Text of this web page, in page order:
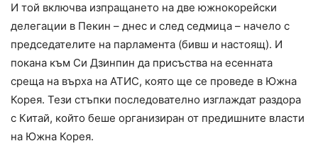
И той включва изпращането на две южнокорейски
делегации в Пекин – днес и след седмица – начело с
председателите на парламента (бивш и настоящ). И
покана към Си Дзинпин да присъства на есенната
среща на върха на АТИС, която ще се проведе в Южна
Корея. Тези стъпки последователно изглаждат раздора
с Китай, който беше организиран от предишните власти
на Южна Корея.